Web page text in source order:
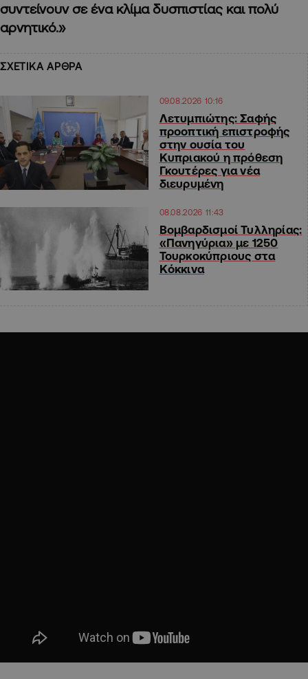
συντείνουν σε ένα κλίμα δυσπιστίας και πολύ
αρνητικό.»
ΣΧΕΤΙΚΑ ΑΡΘΡΑ
09.08.2026 10:16
Λετυμπιώτης: Σαφής
προοπτική επιστροφής
στην ουσία του
Κυπριακού η πρόθεση
Γκουτέρες για νέα
διευρυμένη
08.08.2026 11:43
Βομβαρδισμοί Τυλληρίας:
«Πανηγύρια» με 1250
Τουρκοκύπριους στα
Κόκκινα